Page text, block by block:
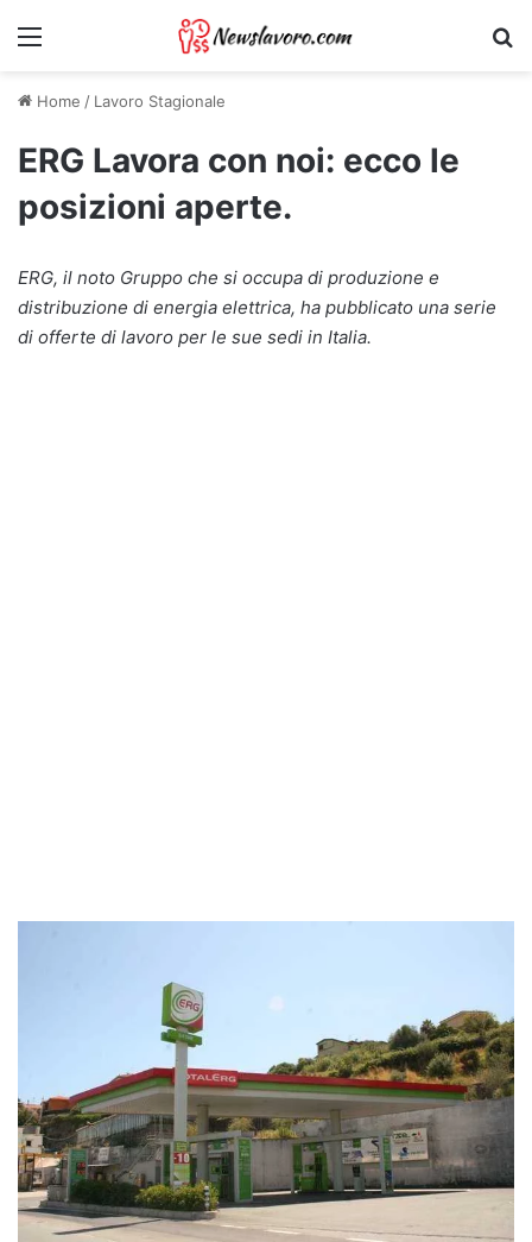
Menu
Home / Lavoro Stagionale
ERG Lavora con noi: ecco le
posizioni aperte.
ERG, il noto Gruppo che si occupa di produzione e
distribuzione di energia elettrica, ha pubblicato una serie
di offerte di lavoro per le sue sedi in Italia.